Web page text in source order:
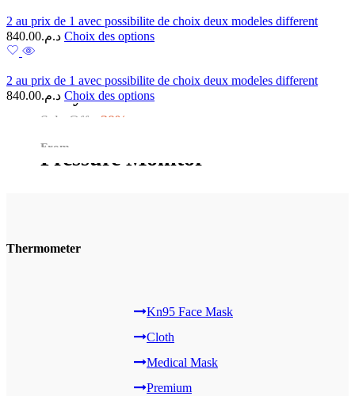
2 au prix de 1 avec possibilite de choix deux modeles different
د.م.840.00 Choix des options
2 au prix de 1 avec possibilite de choix deux modeles different
د.م.840.00 Choix des options
Forehead
BodyThermometer
Sale Off 30%
Shop Now
Facemask
High Quanlity
From
$3.99
Pressure Monitor
Thermometer
Kn95 Face Mask
Cloth
Medical Mask
Premium